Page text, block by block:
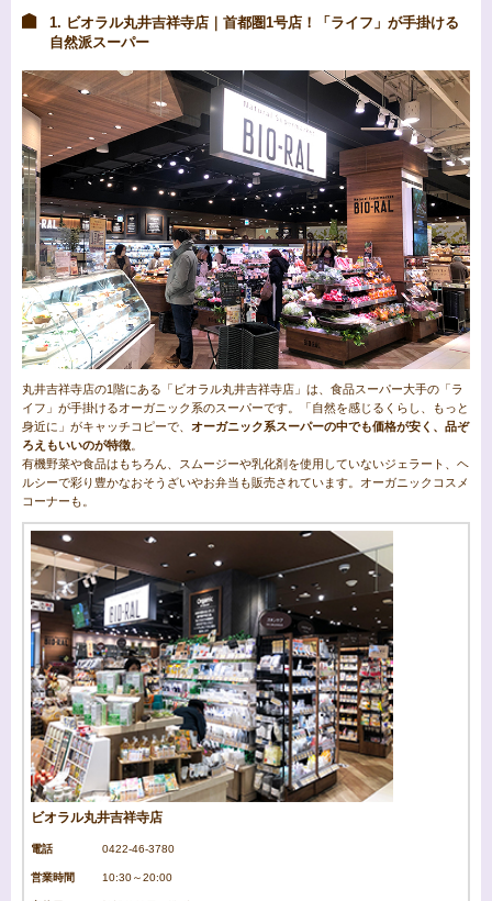
1. ビオラル丸井吉祥寺店｜首都圏1号店！「ライフ」が手掛ける
自然派スーパー
丸井吉祥寺店の1階にある「ビオラル丸井吉祥寺店」は、食品スーパー大手の「ラ
イフ」が手掛けるオーガニック系のスーパーです。「自然を感じるくらし、もっと
身近に」がキャッチコピーで、 オーガニック系スーパーの中でも価格が安く、品ぞ
ろえもいいのが特徴。
有機野菜や食品はもちろん、スムージーや乳化剤を使用していないジェラート、ヘ
ルシーで彩り豊かなおそうざいやお弁当も販売されています。オーガニックコスメ
コーナーも。
ビオラル丸井吉祥寺店
電話 0422-46-3780
営業時間 10:30～20:00